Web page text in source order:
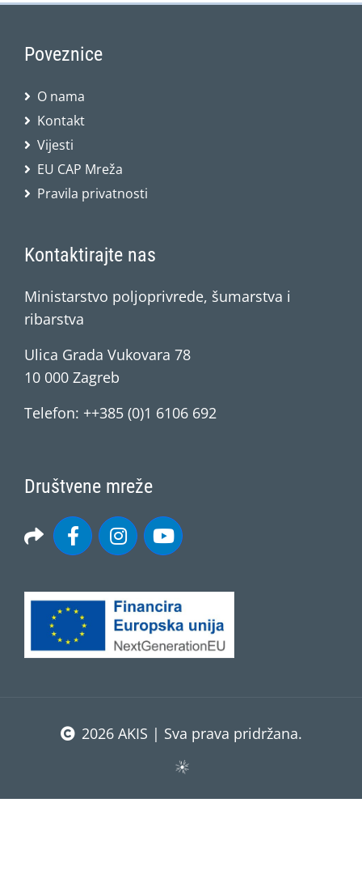
Poveznice
O nama
Kontakt
Vijesti
EU CAP Mreža
Pravila privatnosti
Kontaktirajte nas
Ministarstvo poljoprivrede, šumarstva i
ribarstva
Ulica Grada Vukovara 78
10 000 Zagreb
Telefon: ++385 (0)1 6106 692
Društvene mreže
2026 AKIS | Sva prava pridržana.